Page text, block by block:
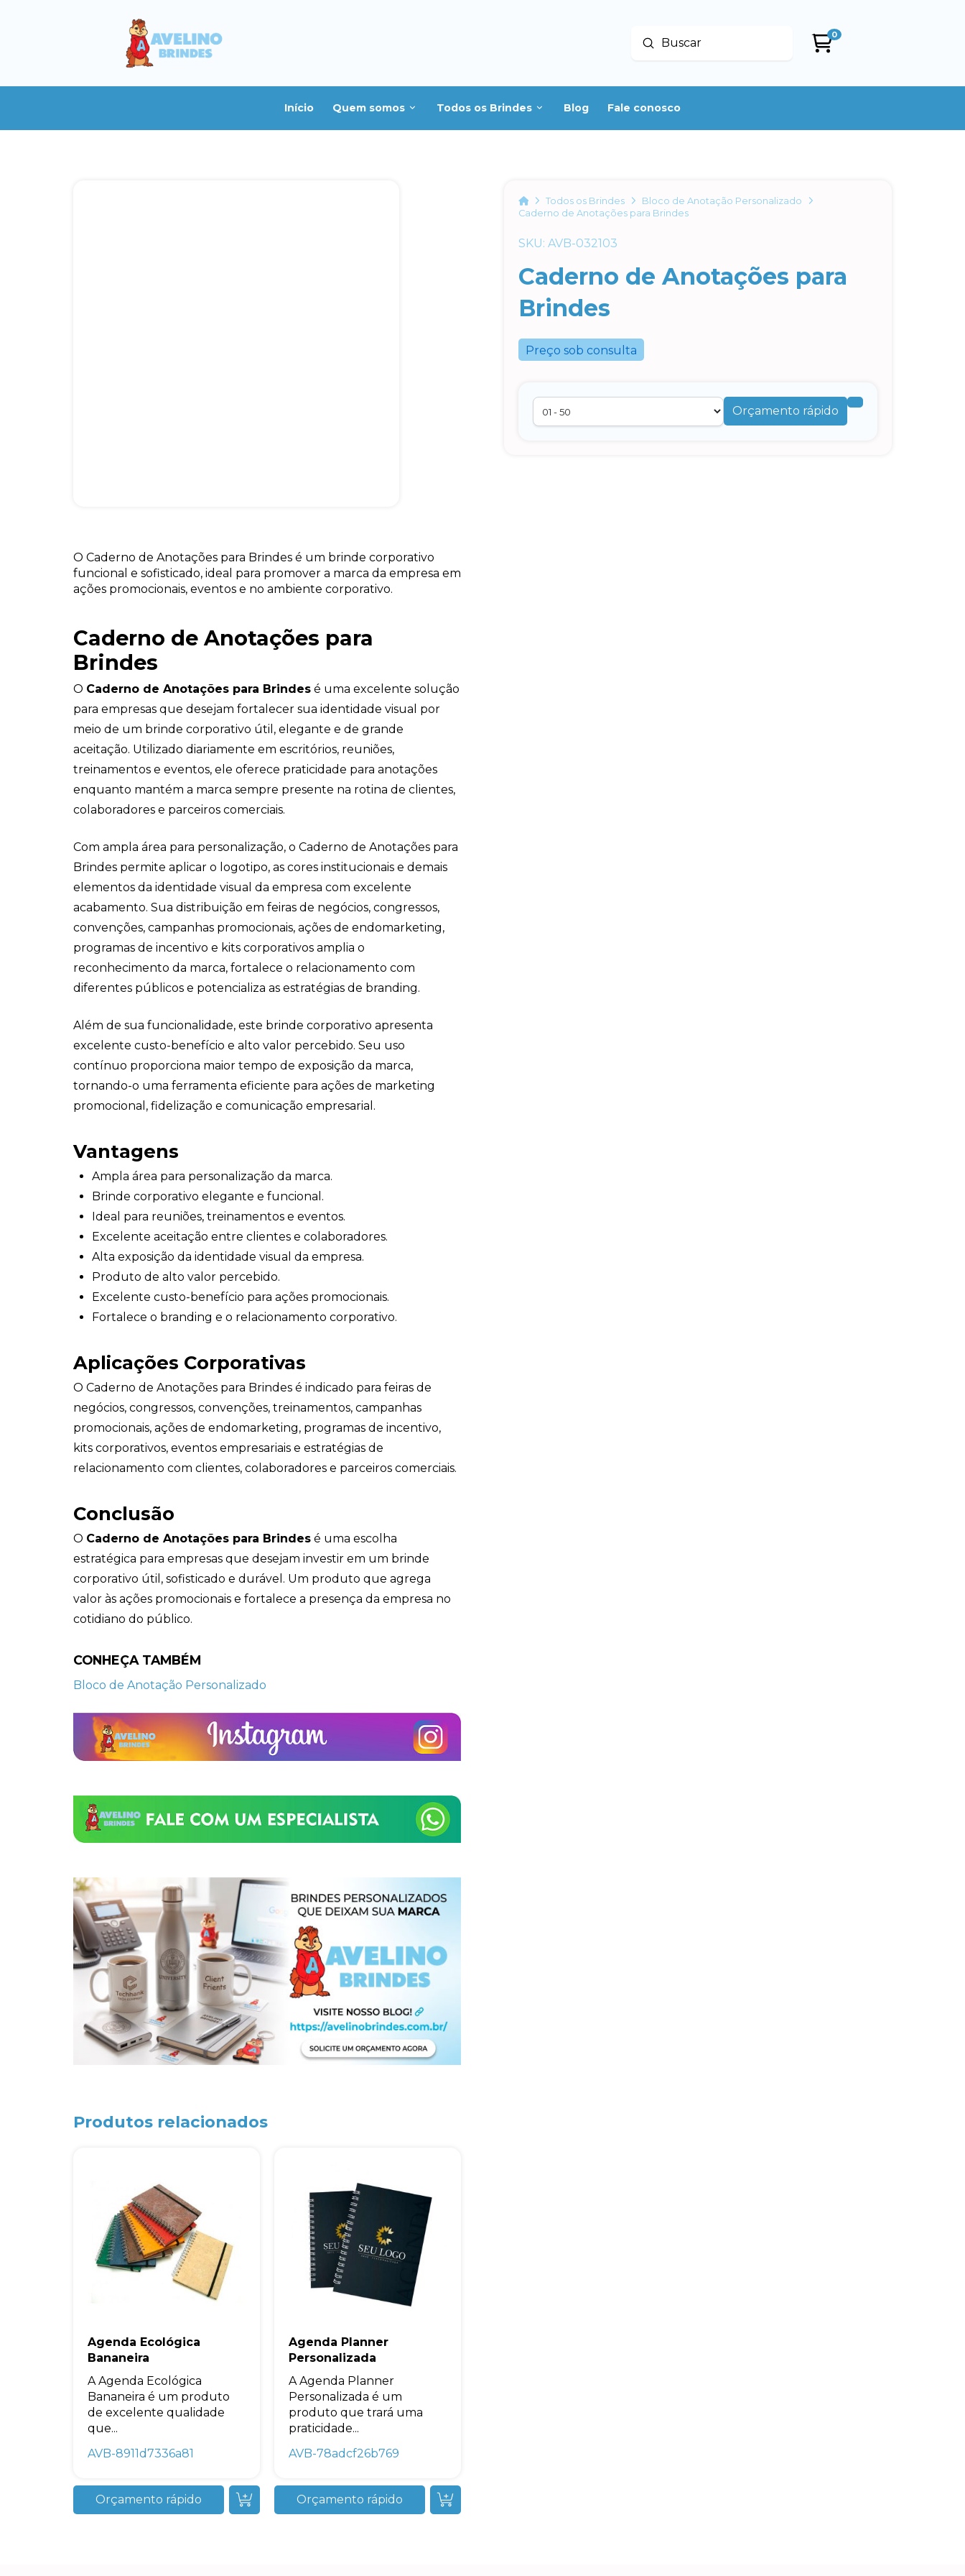
Buscar
Enviar
0
Início Quem somos Todos os Brindes Blog Fale conosco
HomeTodos os Brindes
Bloco de Anotação Personalizado
Caderno de Anotações para Brindes
SKU: AVB-032103
Caderno de Anotações para
Brindes
Preço sob consulta
Orçamento rápido
O Caderno de Anotações para Brindes é um brinde corporativo
funcional e sofisticado, ideal para promover a marca da empresa em
ações promocionais, eventos e no ambiente corporativo.
Caderno de Anotações para
Brindes
O Caderno de Anotações para Brindes é uma excelente solução
para empresas que desejam fortalecer sua identidade visual por
meio de um brinde corporativo útil, elegante e de grande
aceitação. Utilizado diariamente em escritórios, reuniões,
treinamentos e eventos, ele oferece praticidade para anotações
enquanto mantém a marca sempre presente na rotina de clientes,
colaboradores e parceiros comerciais.
Com ampla área para personalização, o Caderno de Anotações para
Brindes permite aplicar o logotipo, as cores institucionais e demais
elementos da identidade visual da empresa com excelente
acabamento. Sua distribuição em feiras de negócios, congressos,
convenções, campanhas promocionais, ações de endomarketing,
programas de incentivo e kits corporativos amplia o
reconhecimento da marca, fortalece o relacionamento com
diferentes públicos e potencializa as estratégias de branding.
Além de sua funcionalidade, este brinde corporativo apresenta
excelente custo-benefício e alto valor percebido. Seu uso
contínuo proporciona maior tempo de exposição da marca,
tornando-o uma ferramenta eficiente para ações de marketing
promocional, fidelização e comunicação empresarial.
Vantagens
Ampla área para personalização da marca.
Brinde corporativo elegante e funcional.
Ideal para reuniões, treinamentos e eventos.
Excelente aceitação entre clientes e colaboradores.
Alta exposição da identidade visual da empresa.
Produto de alto valor percebido.
Excelente custo-benefício para ações promocionais.
Fortalece o branding e o relacionamento corporativo.
Aplicações Corporativas
O Caderno de Anotações para Brindes é indicado para feiras de
negócios, congressos, convenções, treinamentos, campanhas
promocionais, ações de endomarketing, programas de incentivo,
kits corporativos, eventos empresariais e estratégias de
relacionamento com clientes, colaboradores e parceiros comerciais.
Conclusão
O Caderno de Anotações para Brindes é uma escolha
estratégica para empresas que desejam investir em um brinde
corporativo útil, sofisticado e durável. Um produto que agrega
valor às ações promocionais e fortalece a presença da empresa no
cotidiano do público.
CONHEÇA TAMBÉM
Bloco de Anotação Personalizado
Produtos relacionados
Agenda Ecológica
Bananeira
A Agenda Ecológica
Bananeira é um produto
de excelente qualidade
que...
AVB-8911d7336a81
Orçamento rápido
Agenda Planner
Personalizada
A Agenda Planner
Personalizada é um
produto que trará uma
praticidade...
AVB-78adcf26b769
Orçamento rápido
Avelino Brindes
Eu concordo em receber comunicações.